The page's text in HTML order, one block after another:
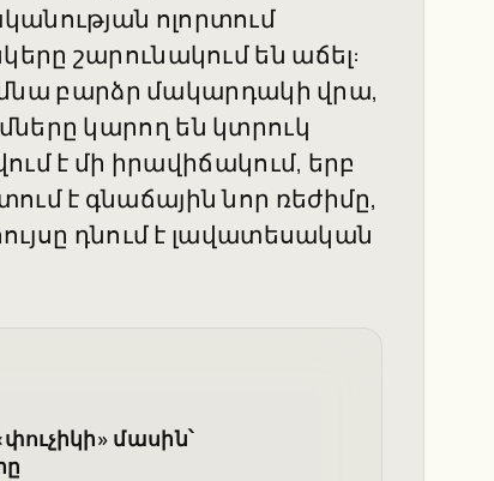
ոլորտում
շարունակում են աճել:
բարձր մակարդակի վրա,
կարող են կտրուկ
է մի իրավիճակում, երբ
է գնաճային նոր ռեժիմը,
դնում է լավատեսական
մասին՝